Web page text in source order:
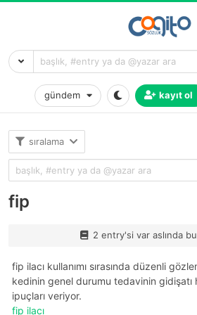
gündem kayıt ol
sıralama
fip
2 entry'si var aslında bu
fip ilacı kullanımı sırasında düzenli
kedinin genel durumu tedavinin gidişatı
ipuçları veriyor.
fip ilacı